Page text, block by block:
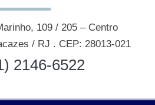
109 / 205 – Centro
/ RJ . CEP: 28013-021
2146-6522